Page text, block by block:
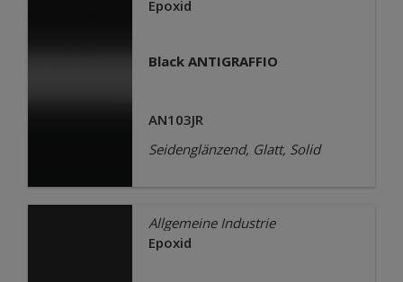
Epoxid
Black ANTIGRAFFIO
AN103JR
Seidenglänzend, Glatt, Solid
Allgemeine Industrie
Epoxid